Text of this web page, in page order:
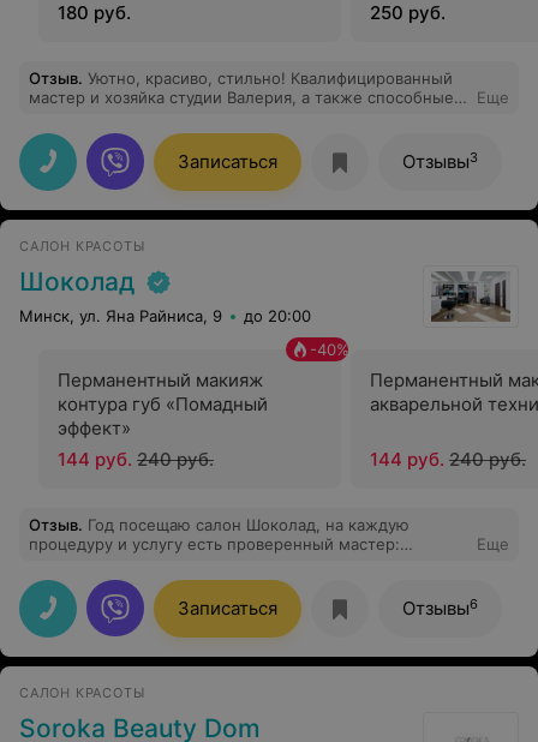
180 руб.
250 руб.
Отзыв. Уютно, красиво, стильно! Квалифицированный
мастер и хозяйка студии Валерия, а также способные и
доверилась их рукам и получила прекрасный
результат. Приходите и вас сделают неузнаваемыми и
привлекательными.
Еще
Записаться Отзывы3
САЛОН КРАСОТЫ
Шоколад
Минск, ул. Яна Райниса, 9 до 20:00
Перманентный макияж
контура губ «Помадный
эффект»
-40%
144 руб. 240 руб.
Перманентный
акварельной
144 руб. 240 руб.
Отзыв. Год посещаю салон Шоколад, на каждую
процедуру и услугу есть проверенный мастер:
мастер, которая понимает все пожелания и делает все
очень профессионально. Огромная благодарность,
рекомендую!
Еще
Записаться Отзывы6
САЛОН КРАСОТЫ
Soroka Beauty Dom